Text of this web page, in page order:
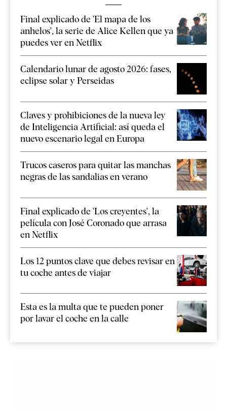
Final explicado de 'El mapa de los
anhelos', la serie de Alice Kellen que ya
puedes ver en Netflix
Calendario lunar de agosto 2026: fases,
eclipse solar y Perseidas
Claves y prohibiciones de la nueva ley
de Inteligencia Artificial: así queda el
nuevo escenario legal en Europa
Trucos caseros para quitar las manchas
negras de las sandalias en verano
Final explicado de 'Los creyentes', la
película con José Coronado que arrasa
en Netflix
Los 12 puntos clave que debes revisar en
tu coche antes de viajar
Esta es la multa que te pueden poner
por lavar el coche en la calle